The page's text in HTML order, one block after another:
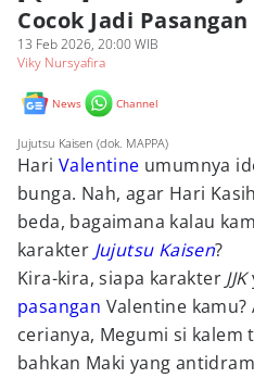
Cocok Jadi
13 Feb 2026, 20:00 WIB
Viky Nursyafira
News Channel
Jujutsu Kaisen (dok. MAPPA)
Hari Valentine umumnya
bunga. Nah, agar Hari
beda, bagaimana kalau
karakter Jujutsu Kaisen?
Kira-kira, siapa karakter JJK
pasangan Valentine
cerianya, Megumi si
bahkan Maki yang